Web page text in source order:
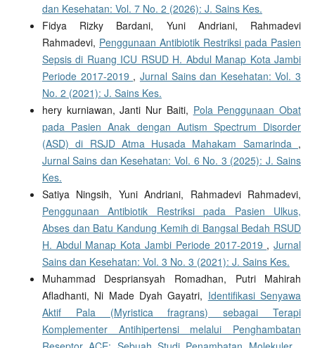
dan Kesehatan: Vol. 7 No. 2 (2026): J. Sains Kes.
Fidya Rizky Bardani, Yuni Andriani, Rahmadevi
Rahmadevi, Penggunaan Antibiotik Restriksi pada Pasien
Sepsis di Ruang ICU RSUD H. Abdul Manap Kota Jambi
Periode 2017-2019 , Jurnal Sains dan Kesehatan: Vol. 3
No. 2 (2021): J. Sains Kes.
hery kurniawan, Janti Nur Baiti, Pola Penggunaan Obat
pada Pasien Anak dengan Autism Spectrum Disorder
(ASD) di RSJD Atma Husada Mahakam Samarinda ,
Jurnal Sains dan Kesehatan: Vol. 6 No. 3 (2025): J. Sains
Kes.
Satiya Ningsih, Yuni Andriani, Rahmadevi Rahmadevi,
Penggunaan Antibiotik Restriksi pada Pasien Ulkus,
Abses dan Batu Kandung Kemih di Bangsal Bedah RSUD
H. Abdul Manap Kota Jambi Periode 2017-2019 ,Jurnal
Sains dan Kesehatan: Vol. 3 No. 3 (2021): J. Sains Kes.
Muhammad Despriansyah Romadhan, Putri Mahirah
Afladhanti, Ni Made Dyah Gayatri, Identifikasi Senyawa
Aktif Pala (Myristica fragrans) sebagai Terapi
Komplementer Antihipertensi melalui Penghambatan